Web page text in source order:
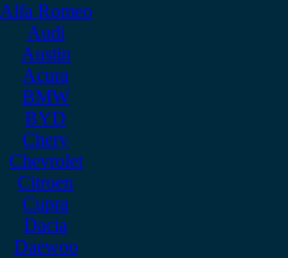
Alfa Romeo
Audi
Austin
Acura
BMW
BYD
Chery
Chevrolet
Citroen
Cupra
Dacia
Daewoo